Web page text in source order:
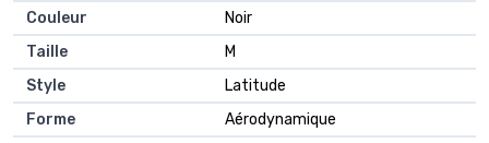
Couleur
‎Noir
Taille
‎M
Style
‎Latitude
Forme
‎Aérodynamique